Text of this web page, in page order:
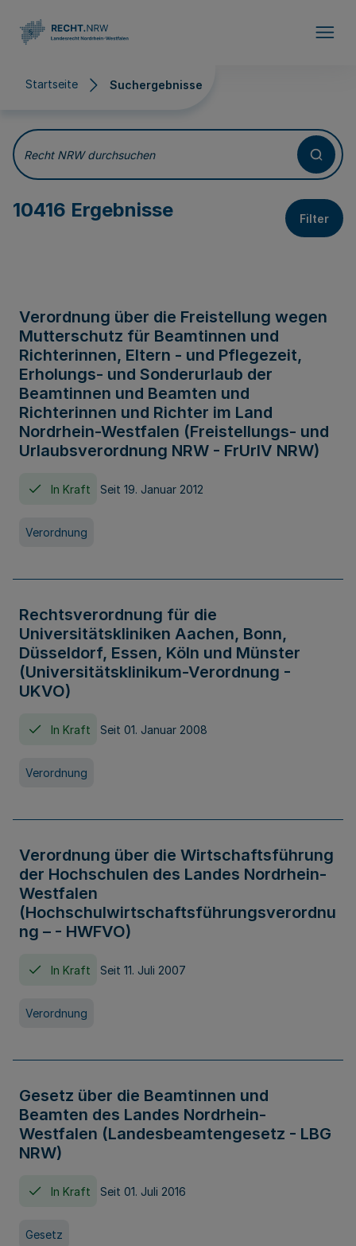
Startseite Suchergebnisse
Suchergebnisse
Recht NRW durchsuchen
10416 Ergebnisse Filter
Verordnung über die Freistellung wegen
Mutterschutz für Beamtinnen und
Richterinnen, Eltern - und Pflegezeit,
Erholungs- und Sonderurlaub der
Beamtinnen und Beamten und
Richterinnen und Richter im Land
Nordrhein-Westfalen (Freistellungs- und
Urlaubsverordnung NRW - FrUrlV NRW)
In Kraft Seit 19. Januar 2012
Verordnung
Rechtsverordnung für die
Universitätskliniken Aachen, Bonn,
Düsseldorf, Essen, Köln und Münster
(Universitätsklinikum-Verordnung -
UKVO)
In Kraft Seit 01. Januar 2008
Verordnung
Verordnung über die Wirtschaftsführung
der Hochschulen des Landes Nordrhein-
Westfalen
(Hochschulwirtschaftsführungsverordnu
ng – - HWFVO)
In Kraft Seit 11. Juli 2007
Verordnung
Gesetz über die Beamtinnen und
Beamten des Landes Nordrhein-
Westfalen (Landesbeamtengesetz - LBG
NRW)
In Kraft Seit 01. Juli 2016
Gesetz